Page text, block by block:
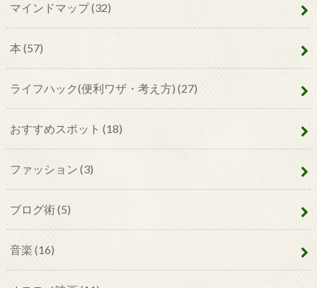
マインドマップ(32)
本 (57)
ライフハック(便利ワザ・考え方) (27)
おすすめスポット (18)
ファッション (3)
ブログ術(5)
音楽 (16)